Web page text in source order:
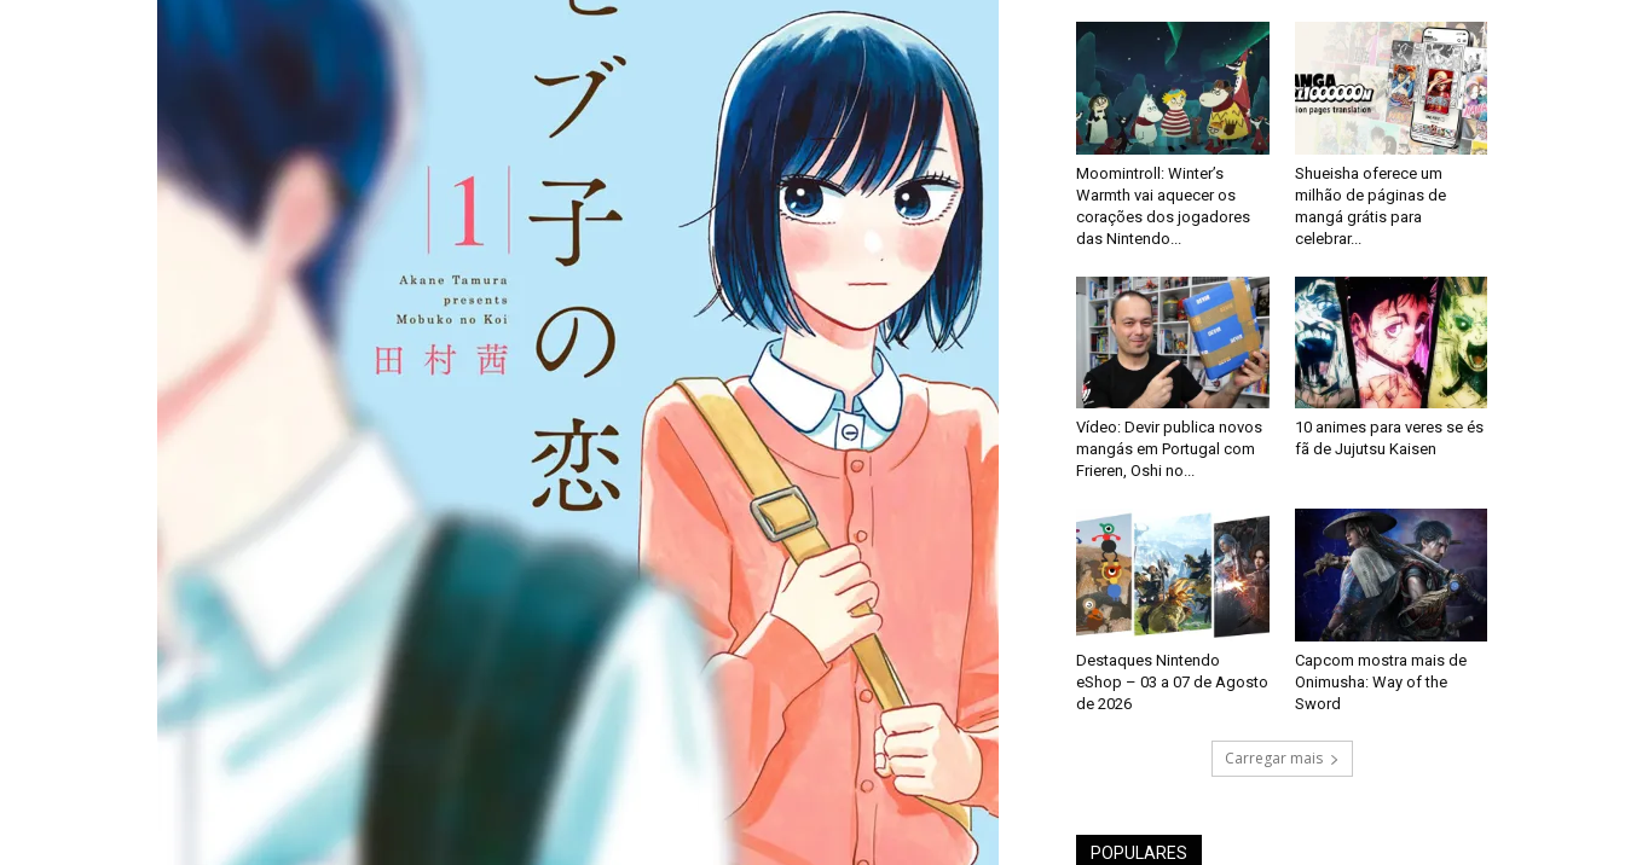
Moomintroll: Winter’s
Warmth vai aquecer os
corações dos jogadores
das Nintendo...
Shueisha oferece um
milhão de páginas de
mangá grátis para
celebrar...
Vídeo: Devir publica novos
mangás em Portugal com
Frieren, Oshi no...
10 animes para veres se és
fã de Jujutsu Kaisen
Destaques Nintendo
eShop – 03 a 07 de Agosto
de 2026
Capcom mostra mais de
Onimusha: Way of the
Sword
Carregar mais
POPULARES